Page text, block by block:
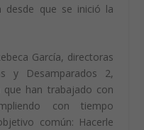
desde que se inició la
García, directoras
y Desamparados 2,
que han trabajado con
con tiempo
común: Hacerle